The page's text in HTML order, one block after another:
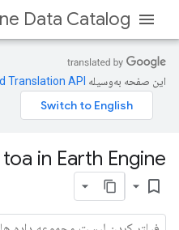
Data Catalog
این صفحه به‌وسیله
in Earth Engine
bookmark_border